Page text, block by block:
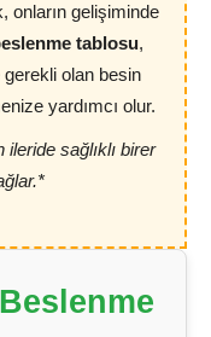
onların gelişiminde
tablosu,
gerekli olan besin
yardımcı olur.
sağlıklı birer